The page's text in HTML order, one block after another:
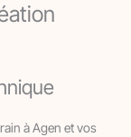
à Agen et vos